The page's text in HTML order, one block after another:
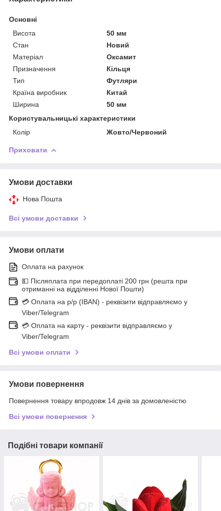
Основні
Висота
50 мм
Стан
Новий
Матеріал
Оксамит
Призначення
Кільця
Тип
Футляри
Країна виробник
Китай
Ширина
50 мм
Користувальницькі характеристики
Колір
Жовто/Червоний
Приховати
Умови доставки
Нова Пошта
Всі умови доставки
Умови оплати
Оплата на рахунок
💵 Післяплата при передоплаті 200 грн (решта при
отриманні на відділенні Нової Пошти)
💳 Оплата на р/р (IBAN) - реквізити відправляємо у
Viber/Telegram
💳 Оплата на карту - реквізити відправляємо у
Viber/Telegram
Всі умови оплати
Умови повернення
Повернення товару впродовж 14 днів за домовленістю
Всі умови повернення
Подібні товари компанії